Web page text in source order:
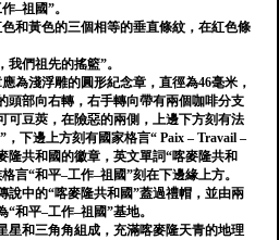
–祖國”。
色和黃色的三個相等的垂直條紋，在紅色條
我們祖先的搖籃”。
為淺浮雕的圓形紀念章，直徑為46毫米，
頭部向右轉，右手轉向帶有兩個咖啡分支
可豆莢，在險惡的兩側，上邊下方刻有法
，下邊上方刻有國家格言“ Paix – Travail –
隆共和國的徽章，英文單詞“喀麥隆共和
言“和平–工作–祖國”刻在下邊緣上方。
說中的“喀麥隆共和國”蓋過禮帽，並由兩
和平–工作–祖國”基地。
星和三角角組成，充滿喀麥隆天青的地理